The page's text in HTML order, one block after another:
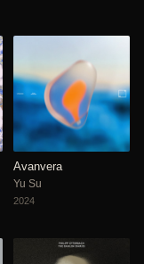
Avanvera
Yu Su
2024